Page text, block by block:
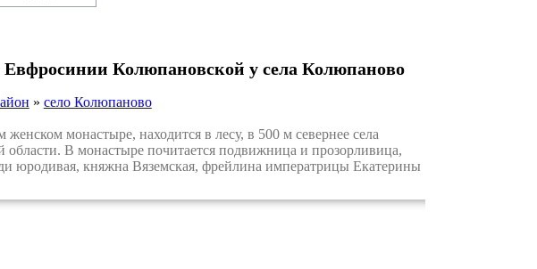
Евфросинии Колюпановской у села Колюпаново
» село Колюпаново
монастыре, находится в лесу, в 500 м севернее села
В монастыре почитается подвижница и прозорливица,
юродивая, княжна Вяземская, фрейлина императрицы Екатерины